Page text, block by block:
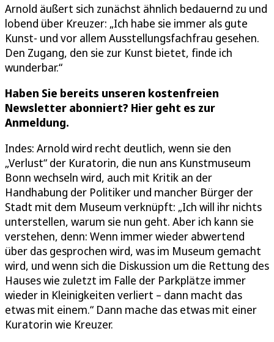
Arnold äußert sich zunächst ähnlich bedauernd zu und
lobend über Kreuzer: „Ich habe sie immer als gute
Kunst- und vor allem Ausstellungsfachfrau gesehen.
Den Zugang, den sie zur Kunst bietet, finde ich
wunderbar.“
Haben Sie bereits unseren kostenfreien
Newsletter abonniert? Hier geht es zur
Anmeldung.
Indes: Arnold wird recht deutlich, wenn sie den
„Verlust“ der Kuratorin, die nun ans Kunstmuseum
Bonn wechseln wird, auch mit Kritik an der
Handhabung der Politiker und mancher Bürger der
Stadt mit dem Museum verknüpft: „Ich will ihr nichts
unterstellen, warum sie nun geht. Aber ich kann sie
verstehen, denn: Wenn immer wieder abwertend
über das gesprochen wird, was im Museum gemacht
wird, und wenn sich die Diskussion um die Rettung des
Hauses wie zuletzt im Falle der Parkplätze immer
wieder in Kleinigkeiten verliert – dann macht das
etwas mit einem.“ Dann mache das etwas mit einer
Kuratorin wie Kreuzer.